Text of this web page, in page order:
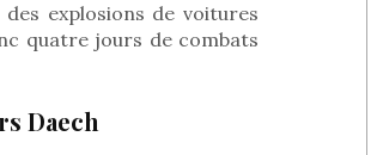
explosions de voitures
quatre jours de combats
Daech